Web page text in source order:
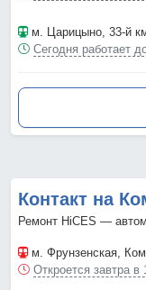
м. Царицыно, 33-й
Сегодня работает
Контакт на
Ремонт HiCES —
м. Фрунзенская,
Откроется завтра в